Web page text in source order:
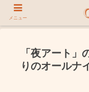
「夜アート」
りのオールナ
メニュー